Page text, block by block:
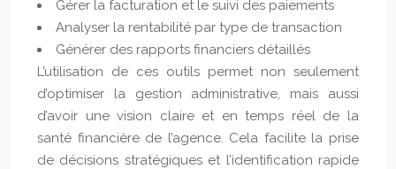
Gérer la facturation et le suivi des paiements
Analyser la rentabilité par type de transaction
Générer des rapports financiers détaillés
L’utilisation de ces outils permet non seulement
d’optimiser la gestion administrative, mais aussi
d’avoir une vision claire et en temps réel de la
santé financière de l’agence. Cela facilite la prise
de décisions stratégiques et l’identification rapide